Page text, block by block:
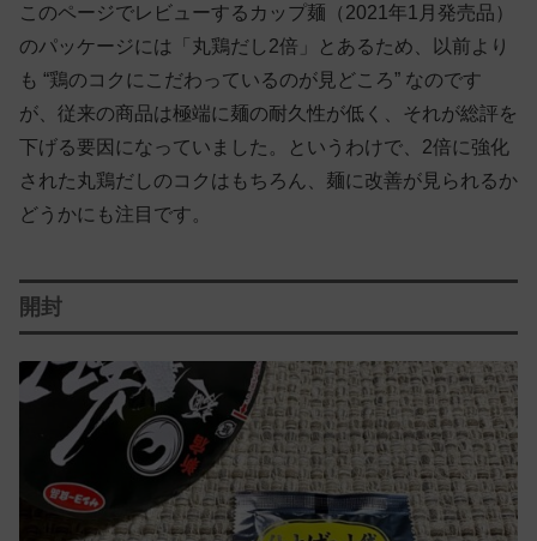
このページでレビューするカップ麺（2021年1月発売品）
のパッケージには「丸鶏だし2倍」とあるため、以前より
も “鶏のコクにこだわっているのが見どころ” なのです
が、従来の商品は極端に麺の耐久性が低く、それが総評を
下げる要因になっていました。というわけで、2倍に強化
された丸鶏だしのコクはもちろん、麺に改善が見られるか
どうかにも注目です。
開封